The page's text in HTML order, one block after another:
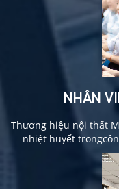
NHÂN
Thương hiệu nội thất
nhiệt huyết